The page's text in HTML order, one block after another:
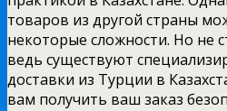
товаров из другой страны
некоторые сложности. Но не
ведь существуют
доставки из Турции в
вам получить ваш заказ